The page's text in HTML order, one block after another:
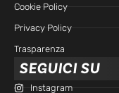
Cookie Policy
Privacy Policy
Trasparenza
SEGUICI SU
Instagram